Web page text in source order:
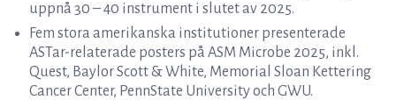
uppnå 30 – 40 instrument i slutet av 2025.
Fem stora amerikanska institutioner presenterade
ASTar-relaterade posters på ASM Microbe 2025, inkl.
Quest, Baylor Scott & White, Memorial Sloan Kettering
Cancer Center, PennState University och GWU.